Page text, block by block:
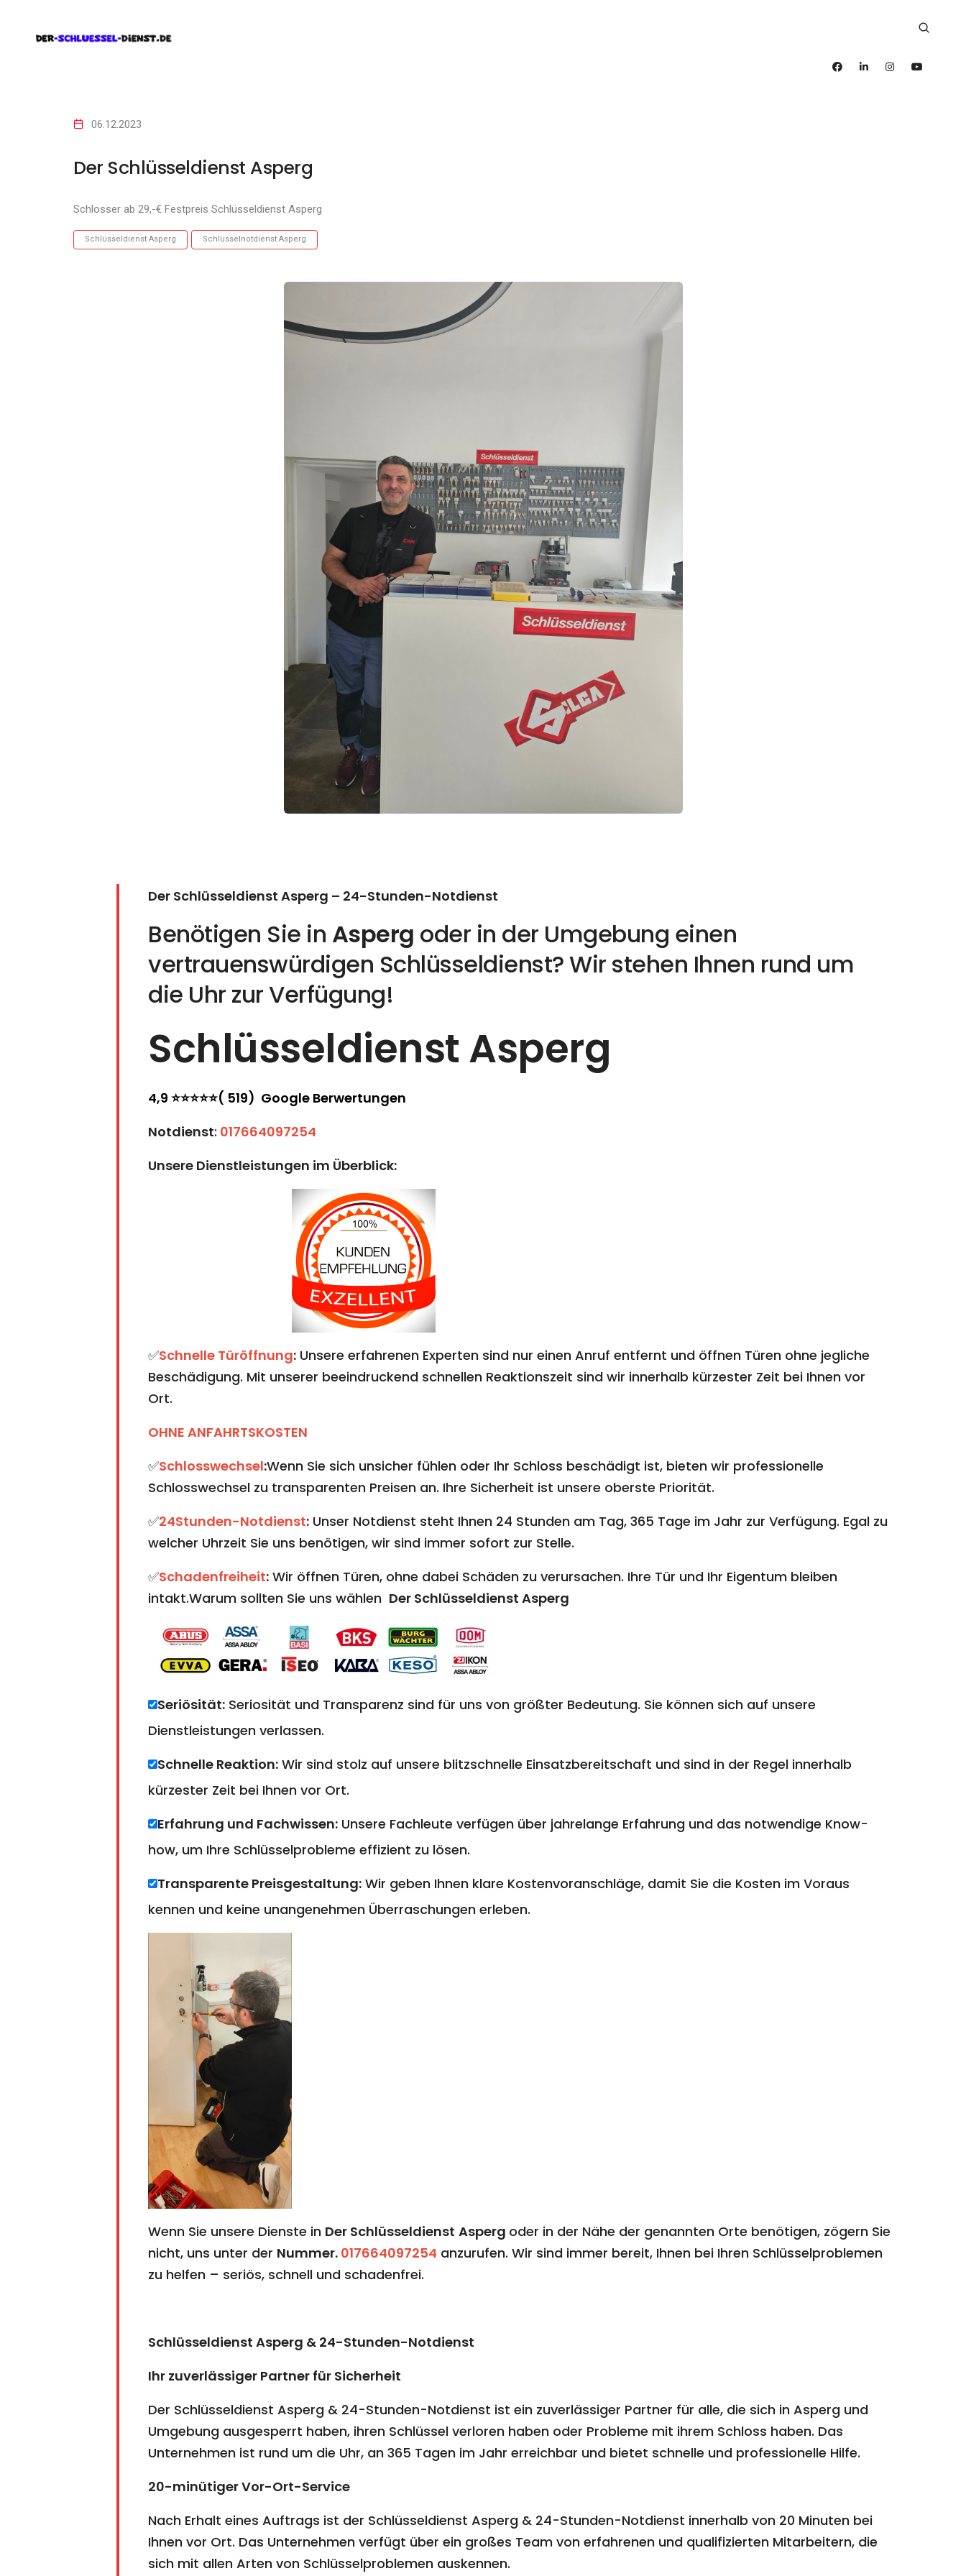
06.12.2023
Der Schlüsseldienst Asperg
Schlosser ab 29,-€ Festpreis Schlüsseldienst Asperg
Schlüsseldienst Asperg Schlüsselnotdienst Asperg
Der Schlüsseldienst Asperg – 24-Stunden-Notdienst
Benötigen Sie in Asperg oder in der Umgebung einen
vertrauenswürdigen Schlüsseldienst? Wir stehen Ihnen rund um
die Uhr zur Verfügung!
Schlüsseldienst Asperg
4,9 ⭐⭐⭐⭐⭐( 519) Google Berwertungen
Notdienst: 017664097254
Unsere Dienstleistungen im Überblick:
✅Schnelle Türöffnung: Unsere erfahrenen Experten sind nur einen Anruf entfernt und öffnen Türen ohne jegliche
Beschädigung. Mit unserer beeindruckend schnellen Reaktionszeit sind wir innerhalb kürzester Zeit bei Ihnen vor
Ort.
OHNE ANFAHRTSKOSTEN
✅Schlosswechsel:Wenn Sie sich unsicher fühlen oder Ihr Schloss beschädigt ist, bieten wir professionelle
Schlosswechsel zu transparenten Preisen an. Ihre Sicherheit ist unsere oberste Priorität.
✅24Stunden-Notdienst: Unser Notdienst steht Ihnen 24 Stunden am Tag, 365 Tage im Jahr zur Verfügung. Egal zu
welcher Uhrzeit Sie uns benötigen, wir sind immer sofort zur Stelle.
✅Schadenfreiheit: Wir öffnen Türen, ohne dabei Schäden zu verursachen. Ihre Tür und Ihr Eigentum bleiben
intakt.Warum sollten Sie uns wählen Der Schlüsseldienst Asperg​​​​​​​
Seriösität: Seriosität und Transparenz sind für uns von größter Bedeutung. Sie können sich auf unsere
Dienstleistungen verlassen.
Schnelle Reaktion: Wir sind stolz auf unsere blitzschnelle Einsatzbereitschaft und sind in der Regel innerhalb
kürzester Zeit bei Ihnen vor Ort.
Erfahrung und Fachwissen: Unsere Fachleute verfügen über jahrelange Erfahrung und das notwendige Know-
how, um Ihre Schlüsselprobleme effizient zu lösen.
Transparente Preisgestaltung: Wir geben Ihnen klare Kostenvoranschläge, damit Sie die Kosten im Voraus
kennen und keine unangenehmen Überraschungen erleben.
Wenn Sie unsere Dienste in Der Schlüsseldienst Asperg​​​​​​​​​​​​​​ oder in der Nähe der genannten Orte benötigen, zögern Sie
nicht, uns unter der Nummer. 017664097254 anzurufen. Wir sind immer bereit, Ihnen bei Ihren Schlüsselproblemen
zu helfen – seriös, schnell und schadenfrei.
Schlüsseldienst Asperg & 24-Stunden-Notdienst
Ihr zuverlässiger Partner für Sicherheit
Der Schlüsseldienst Asperg & 24-Stunden-Notdienst ist ein zuverlässiger Partner für alle, die sich in Asperg und
Umgebung ausgesperrt haben, ihren Schlüssel verloren haben oder Probleme mit ihrem Schloss haben. Das
Unternehmen ist rund um die Uhr, an 365 Tagen im Jahr erreichbar und bietet schnelle und professionelle Hilfe.
20-minütiger Vor-Ort-Service
Nach Erhalt eines Auftrags ist der Schlüsseldienst Asperg & 24-Stunden-Notdienst innerhalb von 20 Minuten bei
Ihnen vor Ort. Das Unternehmen verfügt über ein großes Team von erfahrenen und qualifizierten Mitarbeitern, die
sich mit allen Arten von Schlüsselproblemen auskennen.